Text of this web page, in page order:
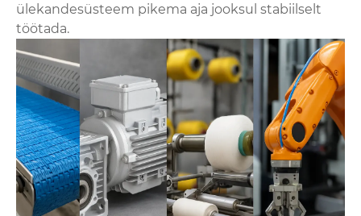
ülekandesüsteem pikema aja jooksul stabiilselt
töötada.